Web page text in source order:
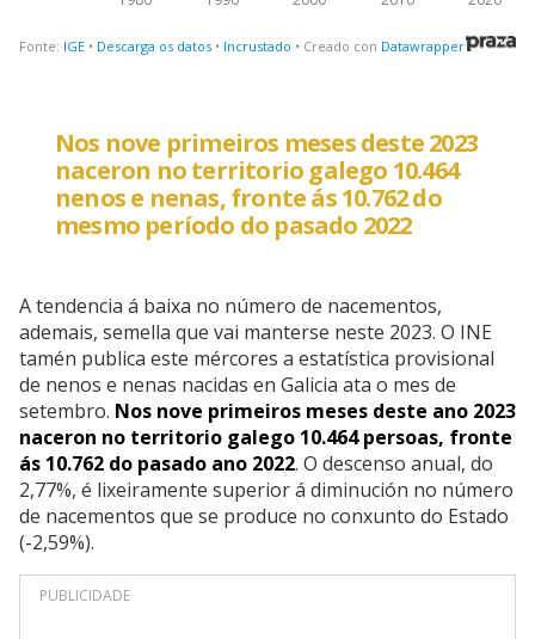
Nos nove primeiros meses deste 2023
naceron no territorio galego 10.464
nenos e nenas, fronte ás 10.762 do
mesmo período do pasado 2022
A tendencia á baixa no número de nacementos,
ademais, semella que vai manterse neste 2023. O INE
tamén publica este mércores a estatística provisional
de nenos e nenas nacidas en Galicia ata o mes de
setembro. Nos nove primeiros meses deste ano 2023
naceron no territorio galego 10.464 persoas, fronte
ás 10.762 do pasado ano 2022. O descenso anual, do
2,77%, é lixeiramente superior á diminución no número
de nacementos que se produce no conxunto do Estado
(-2,59%).
PUBLICIDADE